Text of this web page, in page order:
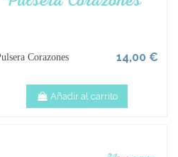
Corazones 14,00 €
Añadir al carrito